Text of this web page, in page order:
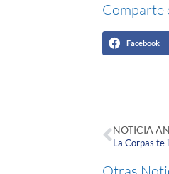
Comparte
Facebook
NOTICIA